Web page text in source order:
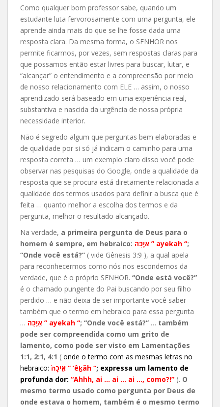
Como qualquer bom professor sabe, quando um
estudante luta fervorosamente com uma pergunta, ele
aprende ainda mais do que se lhe fosse dada uma
resposta clara. Da mesma forma, o SENHOR nos
permite ficarmos, por vezes, sem respostas claras para
que possamos então estar livres para buscar, lutar, e
“alcançar” o entendimento e a compreensão por meio
de nosso relacionamento com ELE … assim, o nosso
aprendizado será baseado em uma experiência real,
substantiva e nascida da urgência de nossa própria
necessidade interior.
Não é segredo algum que perguntas bem elaboradas e
de qualidade por si só já indicam o caminho para uma
resposta correta … um exemplo claro disso você pode
observar nas pesquisas do Google, onde a qualidade da
resposta que se procura está diretamente relacionada a
qualidade dos termos usados para definir a busca que é
feita … quanto melhor a escolha dos termos e da
pergunta, melhor o resultado alcançado.
Na verdade, a primeira pergunta de Deus para o
homem é sempre, em hebraico:
אַיֶּכָּה ” ayekah “;
“Onde você está?” ( vide Gênesis 3:9 ), a qual apela
para reconhecermos como nós nos escondemos da
verdade, que é o próprio SENHOR. “Onde está você?”
é o chamado pungente do Pai buscando por seu filho
perdido … e não deixa de ser importante você saber
também que o termo em hebraico para essa pergunta
…
אַיֶּכָּה ” ayekah “; “Onde você está?” … também
pode ser compreendida como um grito de
lamento, como pode ser visto em Lamentações
1:1, 2:1, 4:1 ( onde o termo com as mesmas letras no
hebraico:
אֵיכָה֙ ” ’êḵāh “; expressa um lamento de
profunda dor: “Ahhh, ai … ai … ai …, como?!” ). O
mesmo termo usado como pergunta por Deus de
onde estava o homem, também é o mesmo termo